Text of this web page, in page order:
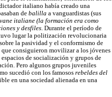
italiano había creado una
de balilla a vanguardistas (sus
italiane (la formación era como
y desfiles. Durante el período de
lugar la politización revolucionaria
la pasividad y el conformismo de
consiguieron movilizar a los jóvenes
de socialización y grupos de
Pero algunos grupos juveniles
sucedió con los famosos rebeldes del
en una sociedad alienada en una